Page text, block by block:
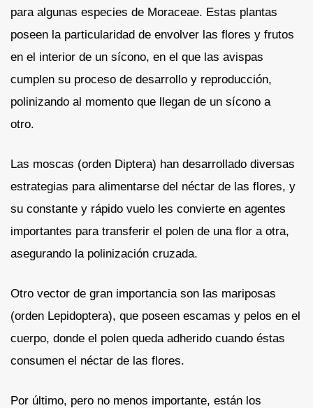
para algunas especies de Moraceae. Estas plantas
poseen la particularidad de envolver las flores y frutos
en el interior de un sícono, en el que las avispas
cumplen su proceso de desarrollo y reproducción,
polinizando al momento que llegan de un sícono a
otro.
Las moscas (orden Diptera) han desarrollado diversas
estrategias para alimentarse del néctar de las flores, y
su constante y rápido vuelo les convierte en agentes
importantes para transferir el polen de una flor a otra,
asegurando la polinización cruzada.
Otro vector de gran importancia son las mariposas
(orden Lepidoptera), que poseen escamas y pelos en el
cuerpo, donde el polen queda adherido cuando éstas
consumen el néctar de las flores.
Por último, pero no menos importante, están los